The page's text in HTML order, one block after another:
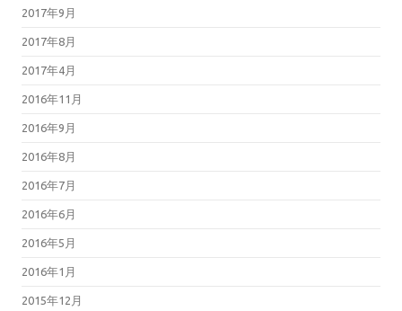
2017年9月
2017年8月
2017年4月
2016年11月
2016年9月
2016年8月
2016年7月
2016年6月
2016年5月
2016年1月
2015年12月